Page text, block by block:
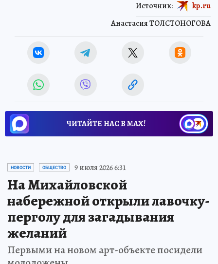
Анастасия ТОЛСТОНОГОВА
Источник: kp.ru
ЧИТАЙТЕ НАС В МАХ!
НОВОСТИ ОБЩЕСТВО 9 июля 2026 6:31
На Михайловской
набережной открыли лавочку-
перголу для загадывания
желаний
Первыми на новом арт-объекте посидели